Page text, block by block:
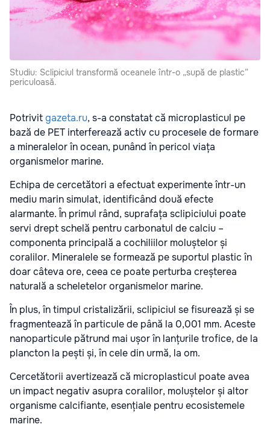
Studiu: Sclipiciul transformă oceanele într-o „supă de plastic”
periculoasă.
Potrivitgazeta.ru, s-a constatat că microplasticul pe
bază de PET interferează activ cu procesele de formare
a mineralelor în ocean, punând în pericol viața
organismelor marine.
Echipa de cercetători a efectuat experimente într-un
mediu marin simulat, identificând două efecte
alarmante. În primul rând, suprafața sclipiciului poate
servi drept schelă pentru carbonatul de calciu –
componenta principală a cochiliilor moluștelor și
coralilor. Mineralele se formează pe suportul plastic în
doar câteva ore, ceea ce poate perturba creșterea
naturală a scheletelor organismelor marine.
În plus, în timpul cristalizării, sclipiciul se fisurează și se
fragmentează în particule de până la 0,001 mm. Aceste
nanoparticule pătrund mai ușor în lanțurile trofice, de la
plancton la pești și, în cele din urmă, la om.
Cercetătorii avertizează că microplasticul poate avea
un impact negativ asupra coralilor, moluștelor și altor
organisme calcifiante, esențiale pentru ecosistemele
marine.